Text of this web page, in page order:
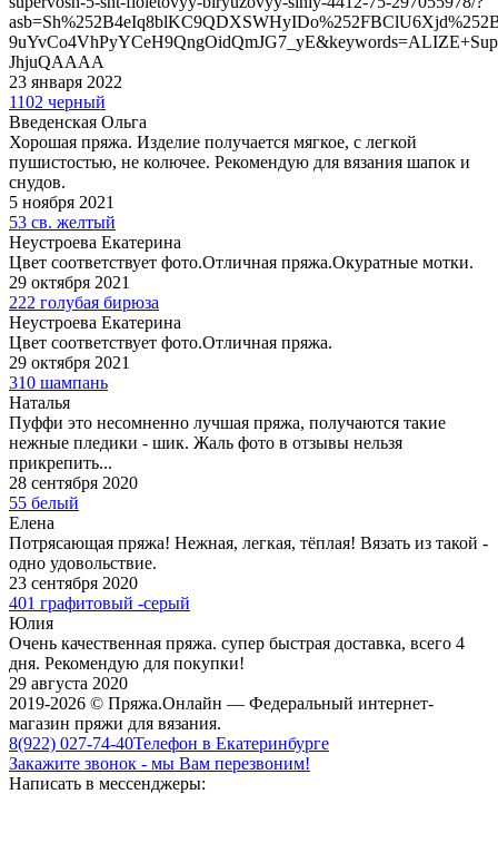
JhjuQAAAA
23 января 2022
1102 черный
Введенская Ольга
Хорошая пряжа. Изделие получается мягкое, с легкой
пушистостью, не колючее. Рекомендую для вязания шапок и
снудов.
5 ноября 2021
53 св. желтый
Неустроева Екатерина
Цвет соответствует фото.Отличная пряжа.Окуратные мотки.
29 октября 2021
222 голубая бирюза
Неустроева Екатерина
Цвет соответствует фото.Отличная пряжа.
29 октября 2021
310 шампань
Наталья
Пуффи это несомненно лучшая пряжа, получаются такие
нежные пледики - шик. Жаль фото в отзывы нельзя
прикрепить...
28 сентября 2020
55 белый
Елена
Потрясающая пряжа! Нежная, легкая, тёплая! Вязать из такой -
одно удовольствие.
23 сентября 2020
401 графитовый -серый
Юлия
Очень качественная пряжа. супер быстрая доставка, всего 4
дня. Рекомендую для покупки!
29 августа 2020
2019-2026 © Пряжа.Онлайн — Федеральный интернет-
магазин пряжи для вязания.
8(922) 027-74-40Телефон в Екатеринбурге
Закажите звонок - мы Вам перезвоним!
Написать в мессенджеры: